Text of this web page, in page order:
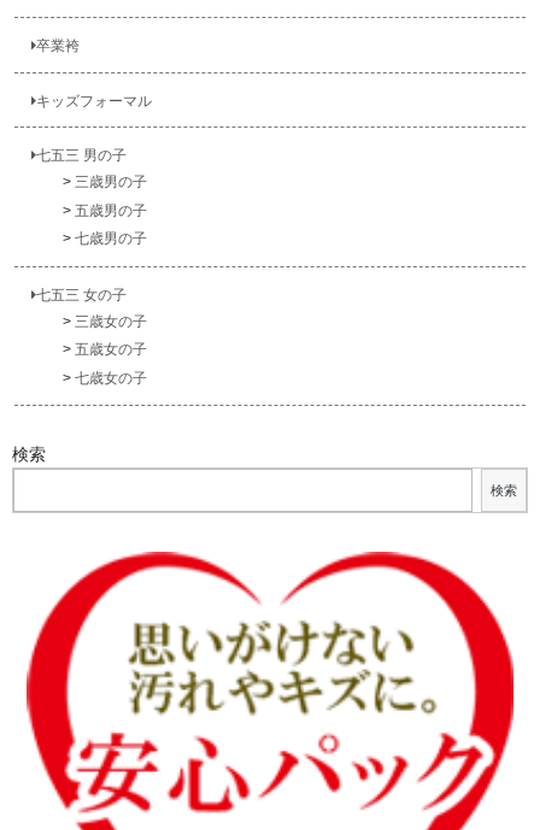
卒業袴
キッズフォーマル
七五三 男の子
三歳男の子
五歳男の子
七歳男の子
七五三 女の子
三歳女の子
五歳女の子
七歳女の子
検索
検索